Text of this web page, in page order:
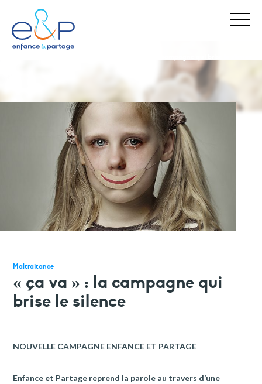
Stop Maltraitance - Stop Conflit
0 800 05 1234
Allo Parents Bébé
faire un don
votre aide est précieuse et indispensable
Maltraitance
« ça va » : la campagne qui
brise le silence
NOUVELLE CAMPAGNE ENFANCE ET PARTAGE
Enfance et Partage reprend la parole au travers d’une